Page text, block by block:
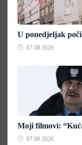
U ponedjeljak
07.08.2026.
Moji filmovi:
07.08.2026.